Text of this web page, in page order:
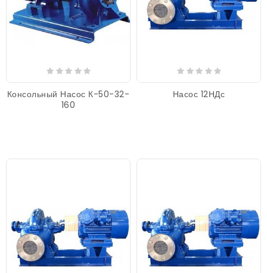
Консольный Насос К-50-32-
160
Насос 12НДс